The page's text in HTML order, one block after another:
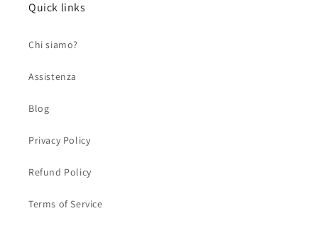
Quick links
Chi siamo?
Assistenza
Blog
Privacy Policy
Refund Policy
Terms of Service